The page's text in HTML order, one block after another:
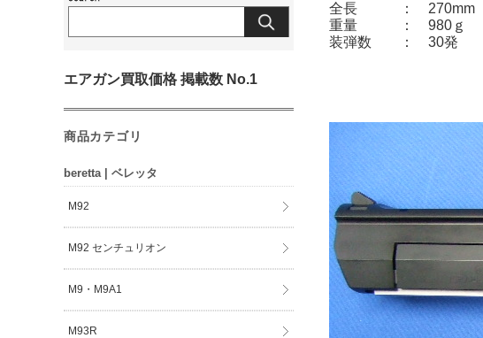
全長 ： 270mm
重量 ： 980ｇ
装弾数 ： 30発
エアガン買取価格 掲載数 No.1
商品カテゴリ
beretta | ベレッタ
M92
M92 センチュリオン
M9・M9A1
M93R